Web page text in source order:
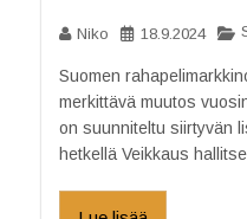
Niko 18.9.2024
Suomen
merkittävä muutos
on suunniteltu siirtyvän
hetkellä Veikkaus